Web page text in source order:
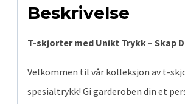
Beskrivelse
T-skjorter med Unikt Trykk – Skap
Velkommen til vår kolleksjon av t-
spesialtrykk! Gi garderoben din et